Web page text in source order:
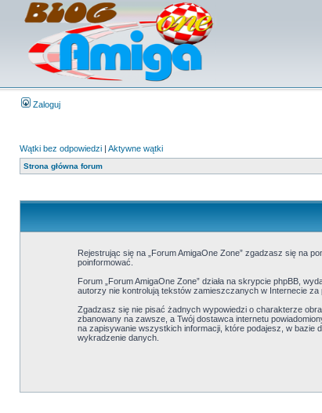
Zaloguj
Wątki bez odpowiedzi | Aktywne wątki
Strona główna forum
Rejestrując się na „Forum AmigaOne Zone” zgadzasz się na
poinformować.
Forum „Forum AmigaOne Zone” działa na skrypcie phpBB,
autorzy nie kontrolują tekstów zamieszczanych w Internecie
Zgadzasz się nie pisać żadnych wypowiedzi o charakterze
zbanowany na zawsze, a Twój dostawca internetu
na zapisywanie wszystkich informacji, które podajesz, w bazie
wykradzenie danych.